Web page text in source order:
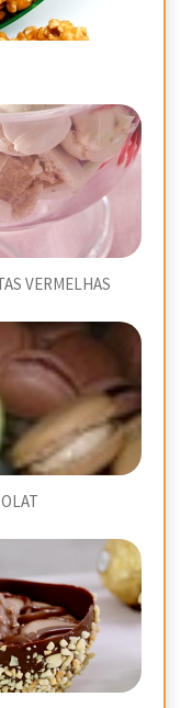
VERMELHAS